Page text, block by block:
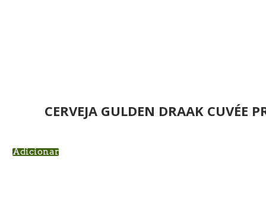
CERVEJA GULDEN DRAAK CUVÉE
Adicionar